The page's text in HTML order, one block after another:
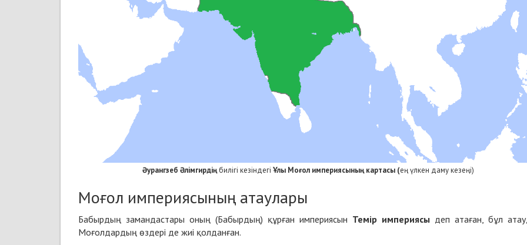
Әурангзеб Әлімгирдіңбилігі кезіндегі Ұлы Моғол империясының картасы (ең үлкен даму кезеңі)
Моғол империясының атаулары
Бабырдың замандастары оның (Бабырдың) құрған империясын Темір империясы деп атаған, бұл
Моғолдардың өздері де жиі қолданған.